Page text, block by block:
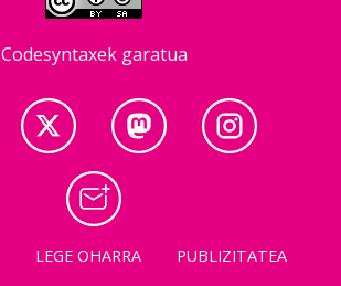
Codesyntaxek garatua
LEGE OHARRA
PUBLIZITATEA